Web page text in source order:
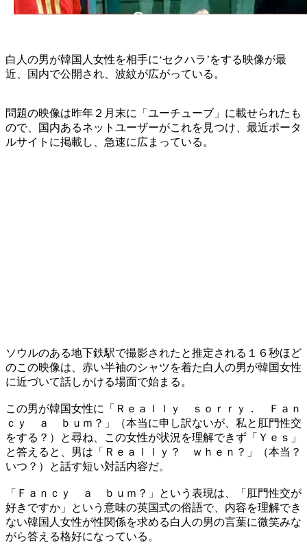
白人の男が韓国人女性を相手に‘セクハラ’をする映像が最
近、国内で公開され、波紋が広がっている。
問題の映像は昨年２月末に「ユーチューブ」に載せられたも
ので、国内あるネットユーザーがこれを見つけ、最近ポータ
ルサイトに掲載し、急速に広まっている。
ソウルのある地下鉄駅で撮影されたと推定される１６秒ほど
のこの映像は、赤い半袖のシャツを着た白人の男が韓国女性
に近づいて話しかける場面で始まる。
この男が韓国女性に「Ｒｅａｌｌｙ ｓｏｒｒｙ． Ｆａｎ
ｃｙ ａ ｂｕｍ？」（本当に申し訳ないが、私と肛門性交
をする？）と尋ね、この女性が状況を理解できず「Ｙｅｓ」
と答えると、男は「Ｒｅａｌｌｙ？ ｗｈｅｎ？」（本当？
いつ？）と話す短い対話内容だ。
「Ｆａｎｃｙ ａ ｂｕｍ？」という表現は、「肛門性交が
好きですか」という意味の英国式の俗語で、内容を理解でき
ない韓国人女性が性関係を求める白人の男の言葉に微笑みな
がら答える格好になっている。